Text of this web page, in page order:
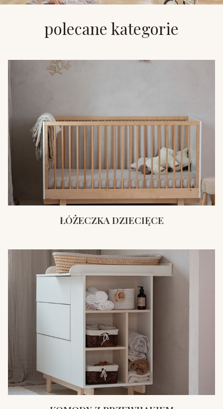
polecane kategorie
ŁÓŻECZKA DZIECIĘCE